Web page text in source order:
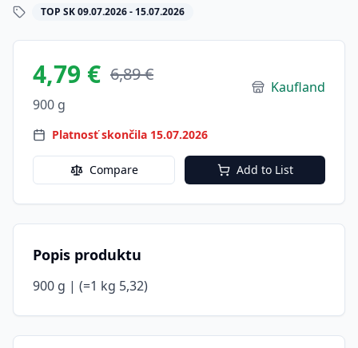
TOP SK 09.07.2026 - 15.07.2026
4,79 € 6,89 €
900 g
Kaufland
Platnosť skončila 15.07.2026
Compare Add to List
Popis produktu
900 g | (=1 kg 5,32)